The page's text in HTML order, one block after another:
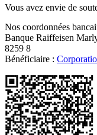
Vous avez envie de
Nos coordonnées
Banque Raiffeisen
8259 8
Bénéficiaire :